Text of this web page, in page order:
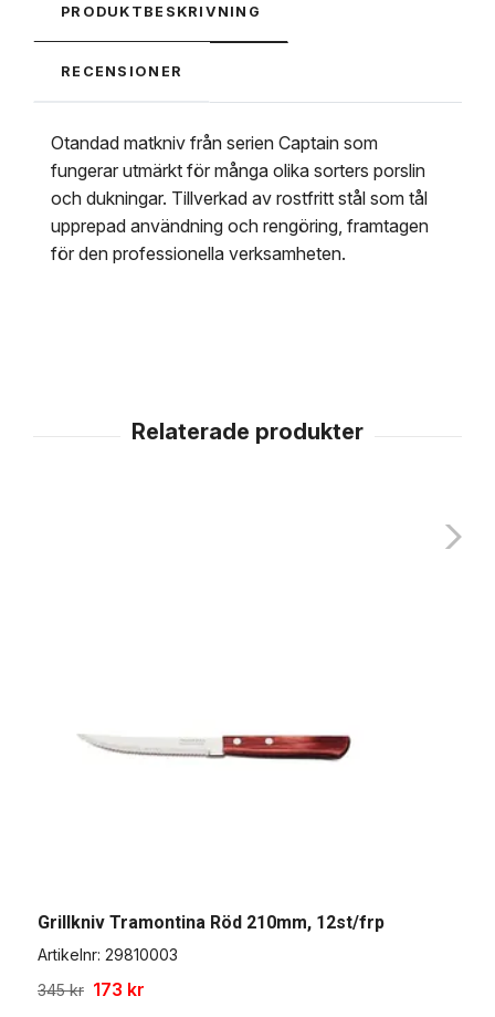
PRODUKTBESKRIVNING
RECENSIONER
Otandad matkniv från serien Captain som
fungerar utmärkt för många olika sorters porslin
och dukningar. Tillverkad av rostfritt stål som tål
upprepad användning och rengöring, framtagen
för den professionella verksamheten.
Grillkniv Tramontina Röd 210mm, 12st/frp
Artikelnr: 29810003
345 kr 173 kr